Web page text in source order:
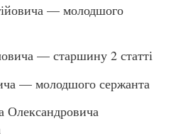
— молодшого
— старшину 2 статті
— молодшого сержанта